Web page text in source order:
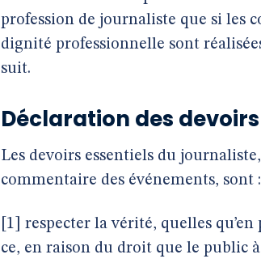
profession de journaliste que si les
dignité professionnelle sont
suit.
Déclaration des devoirs
Les devoirs essentiels du
commentaire des événements, sont :
[1] respecter la vérité, quelles
ce, en raison du droit que le public